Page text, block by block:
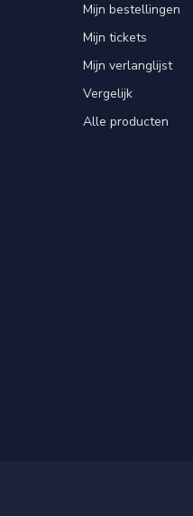
Mijn bestellingen
Mijn tickets
Mijn verlanglijst
Vergelijk
Alle producten